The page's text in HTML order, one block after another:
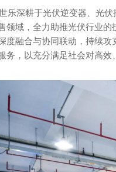
乐深耕于光伏逆变器、光
领域，全力助推光伏行业
度融合与协同联动，持续
务，以充分满足社会对高效